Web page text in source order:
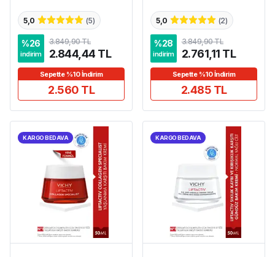
5,0 (5)
%26
indirim
3.849,90 TL
2.844,44 TL
Sepette %10 İndirim
2.560 TL
5,0 (2)
%28
indirim
3.849,90 TL
2.761,11 TL
Sepette %10 İndirim
2.485 TL
KARGO BEDAVA KARGO BEDAVA